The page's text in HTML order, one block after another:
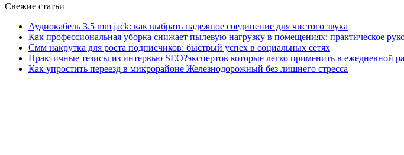
Свежие статьи
Аудиокабель 3.5 mm jack: как выбрать надежное соединение для чистого звука
Как профессиональная уборка снижает пылевую нагрузку в помещениях: практическое
Смм накрутка для роста подписчиков: быстрый успех в социальных сетях
Практичные тезисы из интервью SEO?экспертов которые легко применить в ежедневной
Как упростить переезд в микрорайоне Железнодорожный без лишнего стресса